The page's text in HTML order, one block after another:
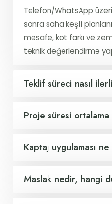
Telefon/WhatsApp
sonra saha keşfi
mesafe, kot farkı ve
teknik değerlendirme
Teklif süreci nasıl
Proje süresi
Kaptaj uygulaması
Maslak nedir, hangi